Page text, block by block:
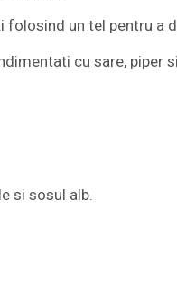
un tel pentru a
cu sare, piper
si sosul alb.